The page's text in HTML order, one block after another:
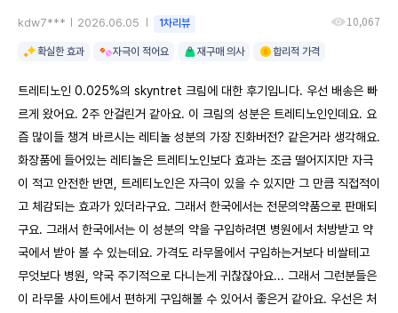
kdw7*** 2026.06.05 1차리뷰 10,067
확실한 효과 자극이 적어요 재구매 의사 합리적 가격
트레티노인 0.025%의 skyntret 크림에 대한 후기입니다. 우선 배송은 빠
르게 왔어요. 2주 안걸린거 같아요. 이 크림의 성분은 트레티노인인데요. 요
즘 많이들 챙겨 바르시는 레티놀 성분의 가장 진화버전? 같은거라 생각해요.
화장품에 들어있는 레티놀은 트레티노인보다 효과는 조금 떨어지지만 자극
이 적고 안전한 반면, 트레티노인은 자극이 있을 수 있지만 그 만큼 직접적이
고 체감되는 효과가 있더라구요. 그래서 한국에서는 전문의약품으로 판매되
구요. 그래서 한국에서는 이 성분의 약을 구입하려면 병원에서 처방받고 약
국에서 받아 볼 수 있는데요. 가격도 라무몰에서 구입하는거보다 비쌀테고
무엇보다 병원, 약국 주기적으로 다니는게 귀찮잖아요... 그래서 그런분들은
이 라무몰 사이트에서 편하게 구입해볼 수 있어서 좋은거 같아요. 우선은 처